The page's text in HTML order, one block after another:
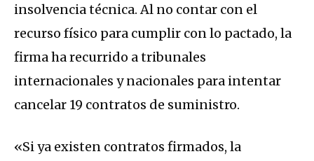
insolvencia técnica. Al no contar con el
recurso físico para cumplir con lo pactado, la
firma ha recurrido a tribunales
internacionales y nacionales para intentar
cancelar 19 contratos de suministro.
«Si ya existen contratos firmados, la